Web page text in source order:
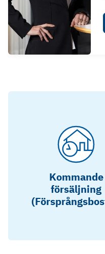
Kommande
försäljning